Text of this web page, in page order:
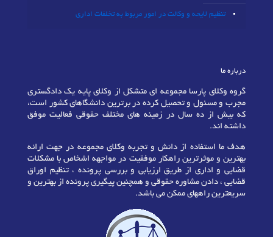
تنظیم لایحه و وکالت در امور مربوط به تخلفات اداری
درباره ما
گروه وکلای پارسا مجموعه ای متشکل از وکلای پایه یک دادگستری
مجرب و مسئول و تحصیل کرده در برترین دانشگاهای کشور است،
که بیش از ده سال در زمینه های مختلف حقوقی فعالیت موفق
داشته اند.
هدف ما استفاده از دانش و تجربه وکلای مجموعه در جهت ارائه
بهترین و موثرترین راهکار موفقیت در مواجهه اشخاص با مشکلات
قضایی و اداری از طریق ارزیابی و بررسی پرونده ، تنظیم اوراق
قضایی ، دادن مشاوره حقوقی و همچنین پیگیری پرونده از بهترین و
سریعترین راههای ممکن می باشد.